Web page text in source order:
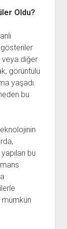
Oldu?
gösteriler
veya diğer
görüntülü
yaşadı.
bu
bu
mümkün